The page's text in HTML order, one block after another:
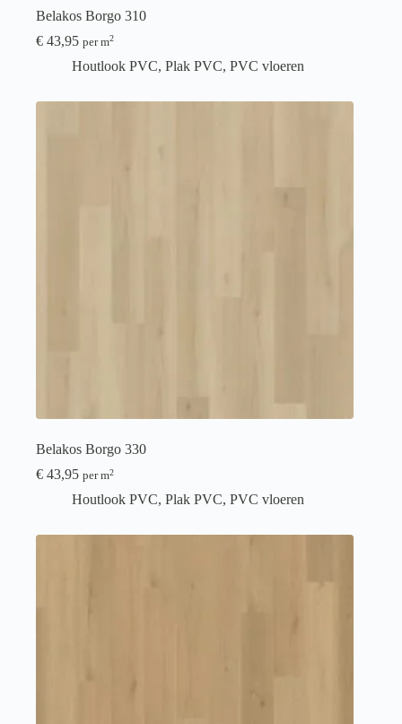
Belakos Borgo 310
€ 43,95 per m2
Houtlook PVC, Plak PVC, PVC vloeren
Belakos Borgo 330
€ 43,95 per m2
Houtlook PVC, Plak PVC, PVC vloeren